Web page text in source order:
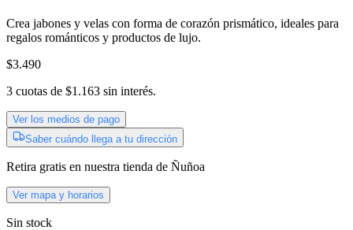
Crea jabones y velas con forma de corazón prismático, ideales para
regalos románticos y productos de lujo.
$3.490
3 cuotas de $1.163 sin interés.
Ver los medios de pago
Saber cuándo llega a tu dirección
Retira gratis en nuestra tienda de Ñuñoa
Ver mapa y horarios
Sin stock